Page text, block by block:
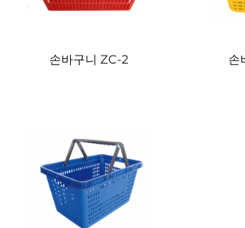
손바구니 ZC-2 손